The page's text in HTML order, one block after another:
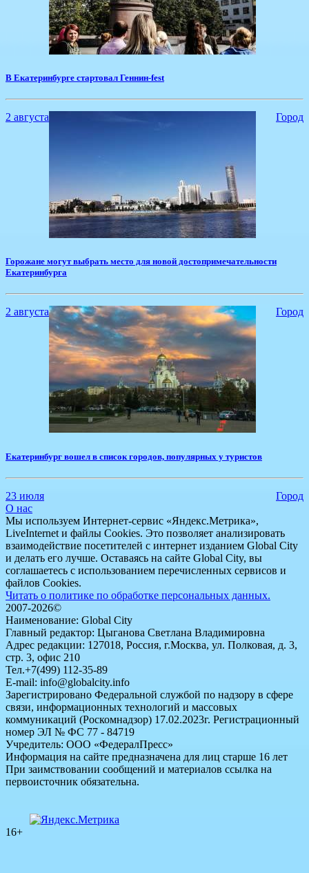
​В Екатеринбурге стартовал Геннин-fest
2 августа Город
​Горожане могут выбрать место для новой достопримечательности
Екатеринбурга
2 августа Город
​Екатеринбург вошел в список городов, популярных у туристов
23 июля
Город
О нас
Мы используем Интернет-сервис «Яндекс.Метрика»,
LiveInternet и файлы Cookies. Это позволяет анализировать
взаимодействие посетителей с интернет изданием Global City
и делать его лучше. Оставаясь на сайте Global City, вы
соглашаетесь с использованием перечисленных сервисов и
файлов Cookies.
Читать о политике по обработке персональных данных.
2007-2026©
Наименование: Global City
Главный редактор: Цыганова Светлана Владимировна
Адрес редакции: 127018, Россия, г.Москва, ул. Полковая, д. 3,
стр. 3, офис 210
Тел.+7(499) 112-35-89
E-mail: info@globalcity.info
Зарегистрировано Федеральной службой по надзору в сфере
связи, информационных технологий и массовых
коммуникаций (Роскомнадзор) 17.02.2023г. Регистрационный
номер ЭЛ № ФС 77 - 84719
Учредитель: ООО «ФедералПресс»
Информация на сайте предназначена для лиц старше 16 лет
При заимствовании сообщений и материалов ссылка на
первоисточник обязательна.
16+